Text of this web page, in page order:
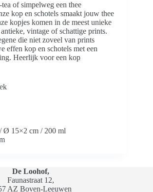
of simpelweg een thee
kop en schotels smaakt jouw thee
kopjes komen in de meest unieke
vintage of schattige prints.
die niet zoveel van prints
effen kop en schotels met een
Heerlijk voor een kop
Ø 15×2 cm / 200 ml
De Loohof,
Faunastraat 12,
AZ Boven-Leeuwen